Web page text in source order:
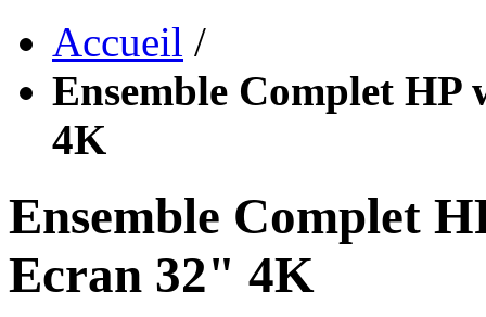
Accueil /
Ensemble Complet
4K
Ensemble Complet
Ecran 32" 4K